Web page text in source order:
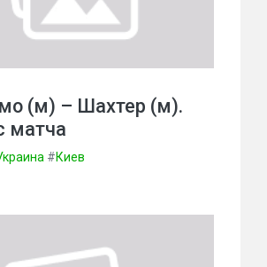
(м) – Шахтер (м).
матча
#Киев